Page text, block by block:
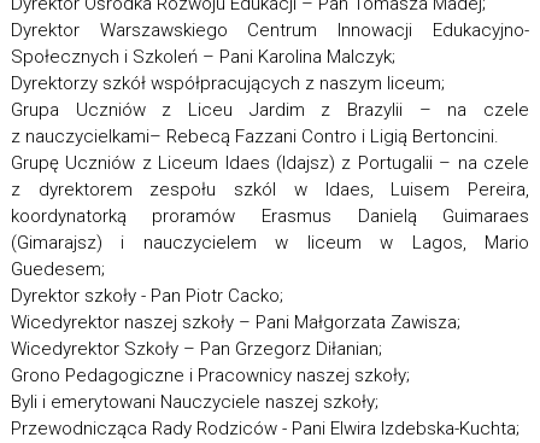
Dyrektor Warszawskiego Centrum Innowacji Edukacyjno-
Społecznych i Szkoleń – Pani Karolina Malczyk;
Dyrektorzy szkół współpracujących z naszym liceum;
Grupa Uczniów z Liceu Jardim z Brazylii – na czele
z nauczycielkami– Rebecą Fazzani Contro i Ligią Bertoncini.
Grupę Uczniów z Liceum Idaes (Idajsz) z Portugalii – na czele
z dyrektorem zespołu szkól w Idaes, Luisem Pereira,
koordynatorką proramów Erasmus Danielą Guimaraes
(Gimarajsz) i nauczycielem w liceum w Lagos, Mario
Guedesem;
Dyrektor szkoły - Pan Piotr Cacko;
Wicedyrektor naszej szkoły – Pani Małgorzata Zawisza;
Wicedyrektor Szkoły – Pan Grzegorz Diłanian;
Grono Pedagogiczne i Pracownicy naszej szkoły;
Byli i emerytowani Nauczyciele naszej szkoły;
Przewodnicząca Rady Rodziców - Pani Elwira Izdebska-Kuchta;